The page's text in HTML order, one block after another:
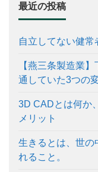
最近の投稿
自立してない健常
【燕三条製造業
通していた3つの
3D CADとは何か
メリット
生きるとは、世の
れること。